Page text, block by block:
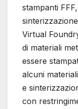
stampanti
Virtual
di materiali
essere
alcuni
e
con